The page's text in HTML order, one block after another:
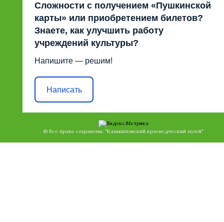
Сложности с получением «Пушкинской
карты» или приобретением билетов?
Знаете, как улучшить работу
учреждений культуры?
Напишите — решим!
Написать
© Все права сохранены. "Камышловский краеведческий музей"